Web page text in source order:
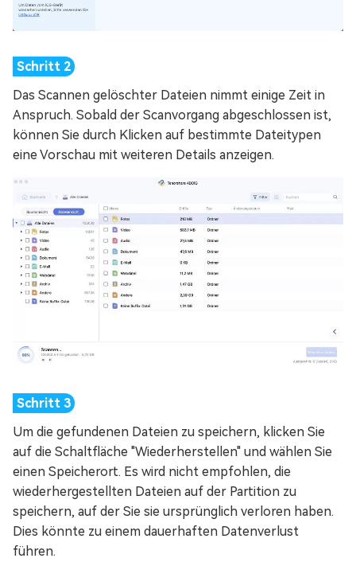
Das Scannen gelöschter Dateien nimmt einige Zeit in
Anspruch. Sobald der Scanvorgang abgeschlossen ist,
können Sie durch Klicken auf bestimmte Dateitypen
eine Vorschau mit weiteren Details anzeigen.
Um die gefundenen Dateien zu speichern, klicken Sie
auf die Schaltfläche "Wiederherstellen" und wählen Sie
einen Speicherort. Es wird nicht empfohlen, die
wiederhergestellten Dateien auf der Partition zu
speichern, auf der Sie sie ursprünglich verloren haben.
Dies könnte zu einem dauerhaften Datenverlust
führen.